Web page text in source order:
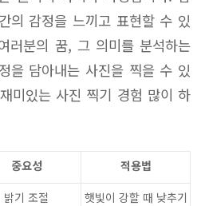
의 감정을 느끼고 표현할 수 있
러분의 꿈, 그 의미를 분석하는
을 담아내는 사진을 찍을 수 있
미있는 사진 찍기 경험 많이 하
중요성
적용법
밝기 조절
햇빛이 강할 때 낮추기